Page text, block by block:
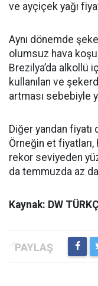
ve ayçiçek yağı
Aynı dönemde
olumsuz hava
Brezilya’da alkollü
kullanılan ve
artması sebebiyle
Diğer yandan
Örneğin et
rekor seviyeden
da temmuzda az
Kaynak: DW